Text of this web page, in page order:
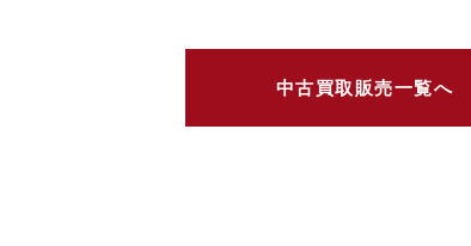
中古買取販売一覧へ